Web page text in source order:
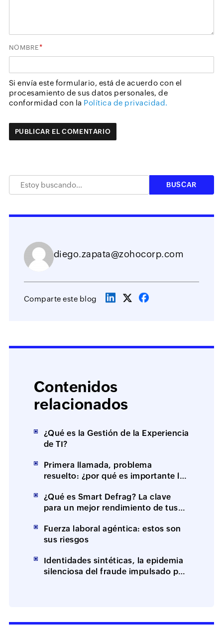
NOMBRE*
Si envía este formulario, está de acuerdo con el
procesamiento de sus datos personales, de
conformidad con la Política de privacidad.
diego.zapata@zohocorp.com
Comparte este blog
Contenidos
relacionados
¿Qué es la Gestión de la Experiencia
de TI?
Primera llamada, problema
resuelto: ¿por qué es importante la
(FCR)?
¿Qué es Smart Defrag? La clave
para un mejor rendimiento de tus
Fuerza laboral agéntica: estos son
sus riesgos
Identidades sintéticas, la epidemia
silenciosa del fraude impulsado por